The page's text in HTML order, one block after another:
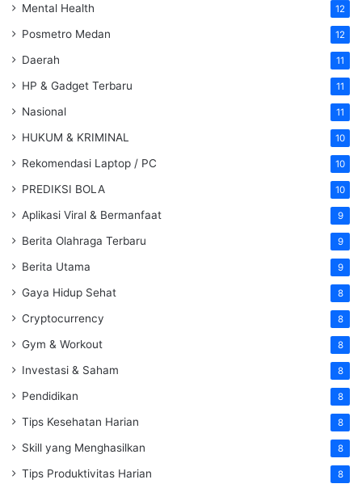
Mental Health 12
Posmetro Medan 12
Daerah 11
HP & Gadget Terbaru 11
Nasional 11
HUKUM & KRIMINAL 10
Rekomendasi Laptop / PC 10
PREDIKSI BOLA 10
Aplikasi Viral & Bermanfaat 9
Berita Olahraga Terbaru 9
Berita Utama 9
Gaya Hidup Sehat 8
Cryptocurrency 8
Gym & Workout 8
Investasi & Saham 8
Pendidikan 8
Tips Kesehatan Harian 8
Skill yang Menghasilkan 8
Tips Produktivitas Harian 8